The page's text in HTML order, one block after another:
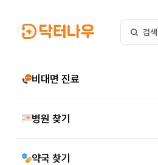
검색
비대면 진료
병원 찾기
약국 찾기